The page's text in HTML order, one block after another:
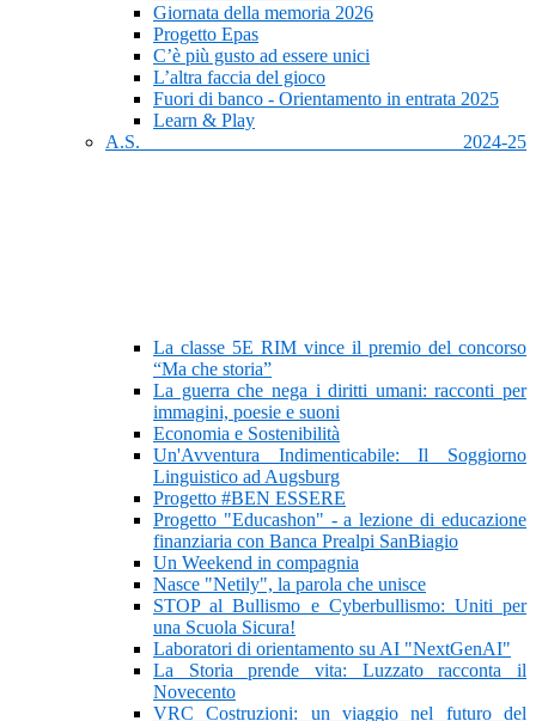
Giornata della memoria 2026
Progetto Epas
C’è più gusto ad essere unici
L’altra faccia del gioco
Fuori di banco - Orientamento in entrata 2025
Learn & Play
A.S. 2024-25
La classe 5E RIM vince il premio del concorso
“Ma che storia”
La guerra che nega i diritti umani: racconti per
immagini, poesie e suoni
Economia e Sostenibilità
Un'Avventura Indimenticabile: Il Soggiorno
Linguistico ad Augsburg
Progetto #BEN ESSERE
Progetto "Educashon" - a lezione di educazione
finanziaria con Banca Prealpi SanBiagio
Un Weekend in compagnia
Nasce "Netily", la parola che unisce
STOP al Bullismo e Cyberbullismo: Uniti per
una Scuola Sicura!
Laboratori di orientamento su AI "NextGenAI"
La Storia prende vita: Luzzato racconta il
Novecento
VRC Costruzioni: un viaggio nel futuro del